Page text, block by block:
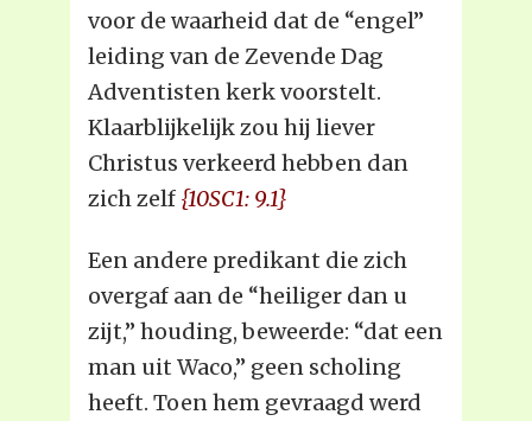
voor de waarheid dat de “engel”
leiding van de Zevende Dag
Adventisten kerk voorstelt.
Klaarblijkelijk zou hij liever
Christus verkeerd hebben dan
zich zelf {10SC1: 9.1}
Een andere predikant die zich
overgaf aan de “heiliger dan u
zijt,” houding, beweerde: “dat een
man uit Waco,” geen scholing
heeft. Toen hem gevraagd werd